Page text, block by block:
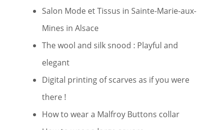
Salon Mode et Tissus in Sainte-Marie-aux-
Mines in Alsace
The wool and silk snood : Playful and
elegant
Digital printing of scarves as if you were
there !
How to wear a Malfroy Buttons collar